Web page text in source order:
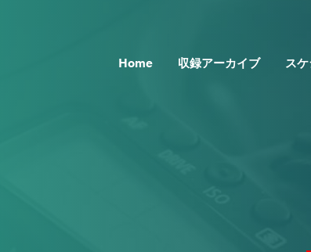
Home 収録アーカイブ ス